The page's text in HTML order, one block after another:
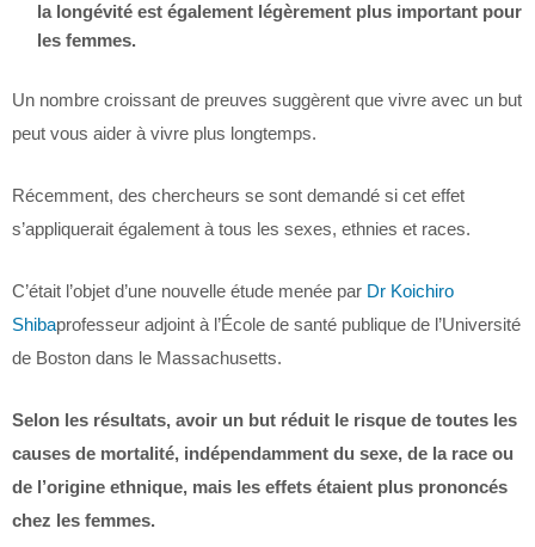
la longévité est également légèrement plus important pour
les femmes.
Un nombre croissant de preuves suggèrent que vivre avec un but
peut vous aider à vivre plus longtemps.
Récemment, des chercheurs se sont demandé si cet effet
s’appliquerait également à tous les sexes, ethnies et races.
C’était l’objet d’une nouvelle étude menée par Dr Koichiro
Shibaprofesseur adjoint à l’École de santé publique de l’Université
de Boston dans le Massachusetts.
Selon les résultats, avoir un but réduit le risque de toutes les
causes de mortalité, indépendamment du sexe, de la race ou
de l’origine ethnique, mais les effets étaient plus prononcés
chez les femmes.